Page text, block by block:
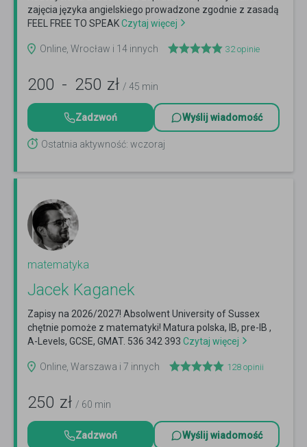
zajęcia języka angielskiego prowadzone zgodnie z zasadą
FEEL FREE TO SPEAKCzytaj więcej
Online, Wrocław i 14 innych 32opinie
200 - 250 zł / 45 min
Zadzwoń Wyślij wiadomość
Ostatnia aktywność: wczoraj
matematyka
Jacek Kaganek
Zapisy na 2026/2027! Absolwent University of Sussex
chętnie pomoże z matematyki! Matura polska, IB, pre-IB ,
A-Levels, GCSE, GMAT. 536 342 393 Czytaj więcej
Online, Warszawa i 7 innych 128 opinii
250 zł / 60 min
Zadzwoń Wyślij wiadomość